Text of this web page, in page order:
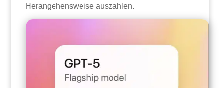
Herangehensweise auszahlen.